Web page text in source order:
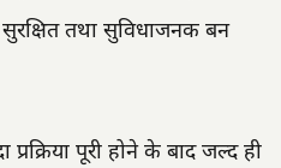
तथा सुविधाजनक बन
प्रक्रिया पूरी होने के बाद जल्द ही